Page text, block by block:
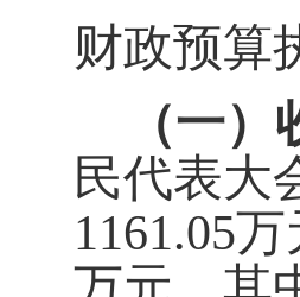
财政预算
（一）
民代表大
1161.05万